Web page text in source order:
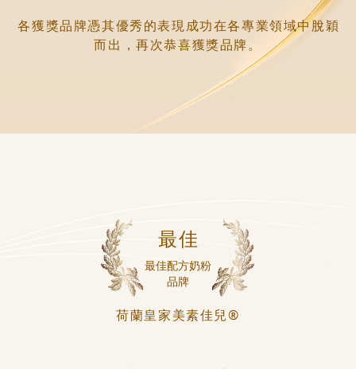
各獲獎品牌憑其優秀的表現成功在各專業領域中脫穎
而出，再次恭喜獲獎品牌。
最佳
最佳配方奶粉
品牌
荷蘭皇家美素佳兒®